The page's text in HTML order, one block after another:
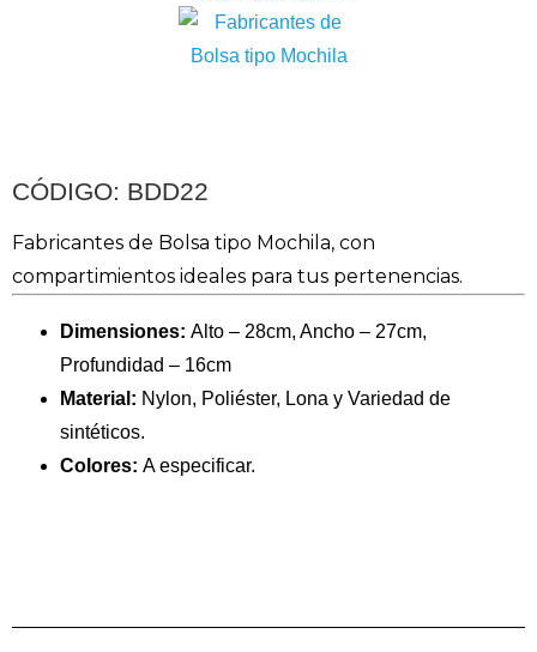
CÓDIGO: BDD22
Fabricantes de Bolsa tipo Mochila, con
compartimientos ideales para tus pertenencias.
Dimensiones: Alto – 28cm, Ancho – 27cm,
Profundidad – 16cm
Material: Nylon, Poliéster, Lona y Variedad de
sintéticos.
Colores: A especificar.